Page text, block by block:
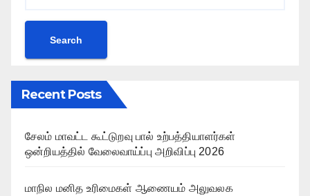
Search
Recent Posts
சேலம் மாவட்ட கூட்டுறவு பால் உற்பத்தியாளர்கள்
ஒன்றியத்தில் வேலைவாய்ப்பு அறிவிப்பு 2026
மாநில மனித உரிமைகள் ஆணையம் அலுவலக